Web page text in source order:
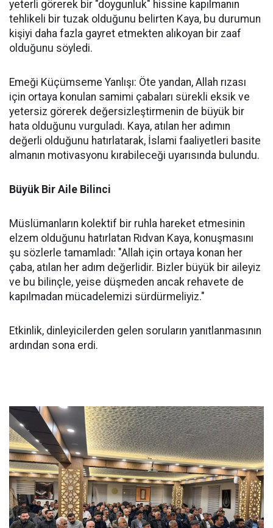
yeterli görerek bir "doygunluk" hissine kapılmanın
tehlikeli bir tuzak olduğunu belirten Kaya, bu durumun
kişiyi daha fazla gayret etmekten alıkoyan bir zaaf
olduğunu söyledi.
Emeği Küçümseme Yanlışı: Öte yandan, Allah rızası
için ortaya konulan samimi çabaları sürekli eksik ve
yetersiz görerek değersizleştirmenin de büyük bir
hata olduğunu vurguladı. Kaya, atılan her adımın
değerli olduğunu hatırlatarak, İslami faaliyetleri basite
almanın motivasyonu kırabileceği uyarısında bulundu.
Büyük Bir Aile Bilinci
Müslümanların kolektif bir ruhla hareket etmesinin
elzem olduğunu hatırlatan Rıdvan Kaya, konuşmasını
şu sözlerle tamamladı: "Allah için ortaya konan her
çaba, atılan her adım değerlidir. Bizler büyük bir aileyiz
ve bu bilinçle, yeise düşmeden ancak rehavete de
kapılmadan mücadelemizi sürdürmeliyiz."
Etkinlik, dinleyicilerden gelen soruların yanıtlanmasının
ardından sona erdi.